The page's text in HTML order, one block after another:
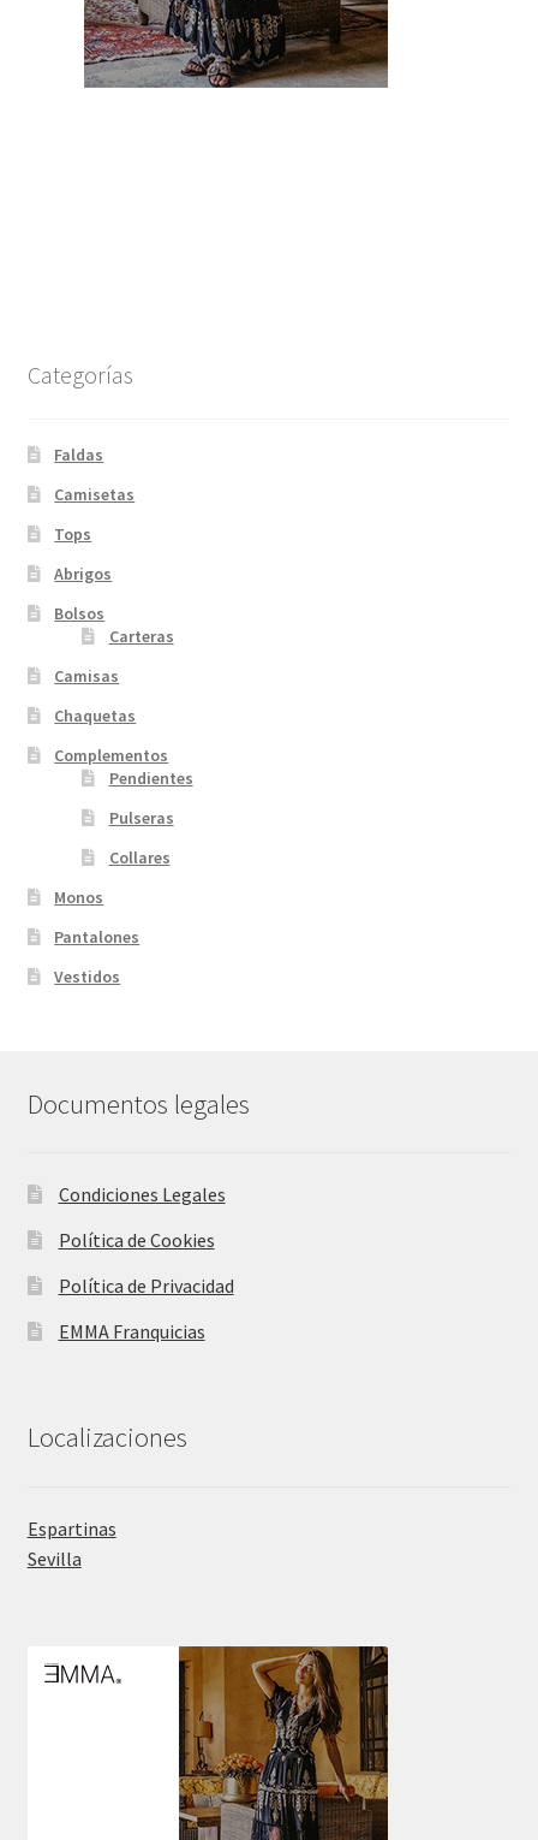
Categorías
Faldas
Camisetas
Tops
Abrigos
Bolsos
Carteras
Camisas
Chaquetas
Complementos
Pendientes
Pulseras
Collares
Monos
Pantalones
Vestidos
Documentos legales
Condiciones Legales
Política de Cookies
Política de Privacidad
EMMA Franquicias
Localizaciones
Espartinas
Sevilla